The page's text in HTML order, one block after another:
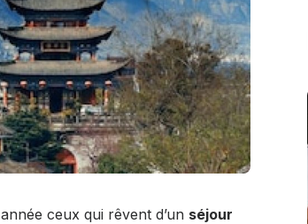
ceux qui rêvent d’un séjour